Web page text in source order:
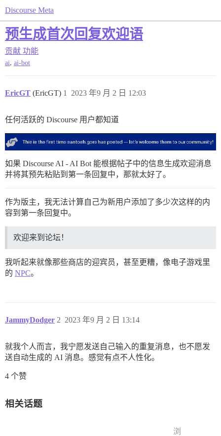
Discourse Meta
预生成首次回复欢迎语
贡献 功能
ai, ai-bot
EricGT (EricGT) 2023 年9 月 2 日 12:03
1
任何活跃的 Discourse 用户都知道
如果 Discourse AI - AI Bot 能根据帖子中的信息生成欢迎消息
并将其预先粘贴到第一条回复中，那就太好了。
作为版主，我无法计算自己为新用户添加了多少次这样的内
容到第一条回复中。
欢迎来到论坛！
我听起来就像那些商店的迎宾员，甚至更糟，像电子游戏里
的 NPC。
JammyDodger 2023 年9 月 2 日 13:14
2
就我个人而言，我宁愿发送自己输入的重复消息，也不愿发
送自动生成的 AI 消息。感觉有点不人性化。
4 个赞
相关话题
浏